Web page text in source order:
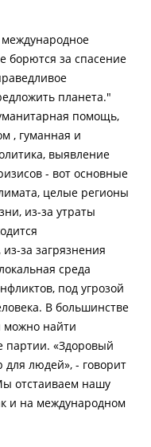
борются за спасение
планета."
помощь,
, гуманная и
выявление
- вот основные
целые регионы
из-за утраты
за загрязнения
среда
под угрозой
В большинстве
можно найти
партии. «Здоровый
людей», - говорит
отстаиваем нашу
и на международном